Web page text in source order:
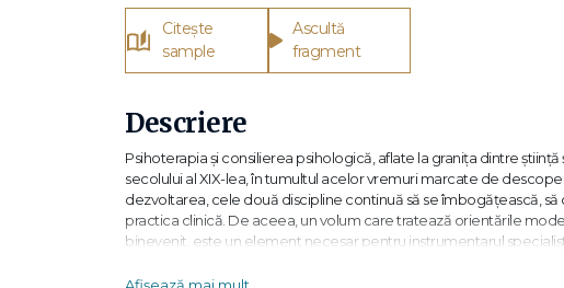
Citește
sample
Ascultă
fragment
Descriere
Psihoterapia și consilierea psihologică, aflate la granița dintre
secolului al XIX-lea, în tumultul acelor vremuri marcate de
dezvoltarea, cele două discipline continuă să se îmbogățească,
practica clinică. De aceea, un volum care tratează orientările
binevenit, este un element necesar pentru instrumentarul
Afișează mai mult